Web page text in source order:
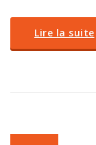
Lire la suite